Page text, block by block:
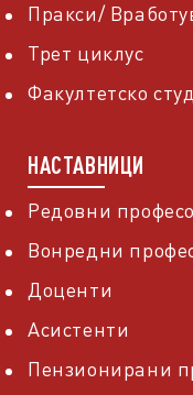
Пракси/
Трет циклус
Факултетско
НАСТАВНИЦИ
Редовни
Вонредни
Доценти
Асистенти
Пензионирани